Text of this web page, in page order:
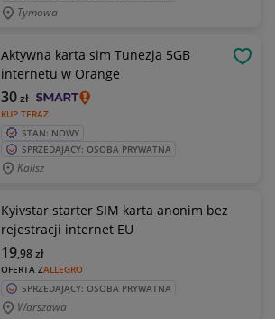
Tymowa
Aktywna karta sim Tunezja 5GB
internetu w Orange
KUP TERAZ
30zł
STAN: NOWY
SPRZEDAJĄCY: OSOBA PRYWATNA
Kalisz
Kyivstar starter SIM karta anonim bez
rejestracji internet EU
OFERTA ZALLEGRO
19,98zł
SPRZEDAJĄCY: OSOBA PRYWATNA
Warszawa